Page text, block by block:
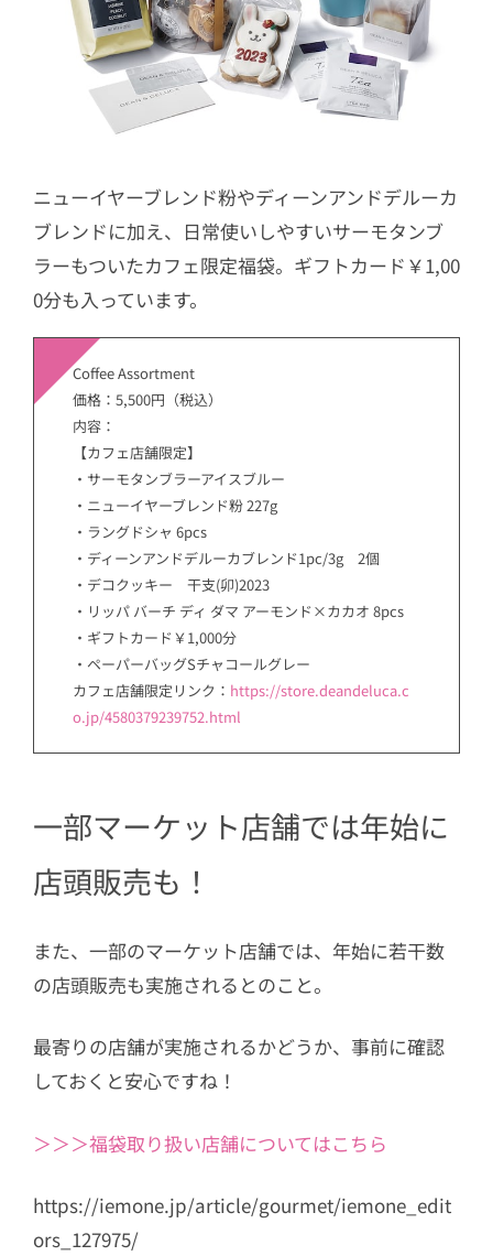
ニューイヤーブレンド粉やディーンアンドデルーカ
ブレンドに加え、日常使いしやすいサーモタンブ
ラーもついたカフェ限定福袋。 ギフトカード￥1,00
0分も入っています。
Coffee Assortment
価格：5,500円（税込）
内容：
【カフェ店舗限定】
・サーモタンブラーアイスブルー
・ニューイヤーブレンド粉 227g
・ラングドシャ 6pcs
・ディーンアンドデルーカブレンド1pc/3g 2個
・ デコクッキー 干支(卯)2023
・リッパ バーチ ディ ダマ アーモンド×カカオ 8pcs
・ギフトカード￥1,000分
・ペーパーバッグSチャコールグレー
カフェ店舗限定リンク： https://store.deandeluca.c
o.jp/4580379239752.html
一部マーケット店舗では年始に
店頭販売も！
また、一部のマーケット店舗では、年始に若干数
の店頭販売も実施されるとのこと。
最寄りの店舗が実施されるかどうか、事前に確認
しておくと安心ですね！
＞＞＞福袋取り扱い店舗についてはこちら
https://iemone.jp/article/gourmet/iemone_edit
ors_127975/